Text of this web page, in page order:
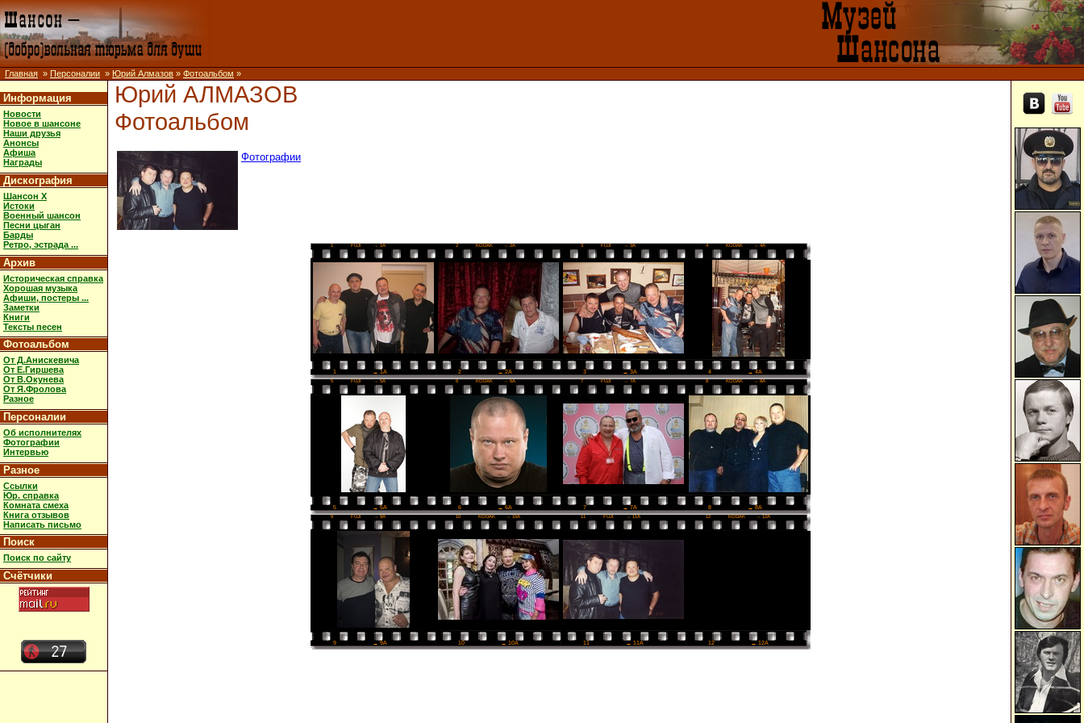
Главная » Персоналии » Юрий Алмазов » Фотоальбом »
Информация
Новости
Новое в шансоне
Наши друзья
Анонсы
Афиша
Награды
Дискография
Шансон X
Истоки
Военный шансон
Песни цыган
Барды
Ретро, эстрада ...
Архив
Историческая справка
Хорошая музыка
Афиши, постеры ...
Заметки
Книги
Тексты песен
Фотоальбом
От Д.Анискевича
От Е.Гиршева
От В.Окунева
От Я.Фролова
Разное
Персоналии
Об исполнителях
Фотографии
Интервью
Разное
Ссылки
Юр. справка
Комната смеха
Книга отзывов
Написать письмо
Поиск
Поиск по сайту
Счётчики
Юрий АЛМАЗОВ
Фотоальбом
Фотографии
1 FUJI → 1A 2 KODAK → 2A 3 FUJI → 3A 4 KODAK → 4A
1 → 1A 2 → 2A 3 → 3A 4 → 4A
5 FUJI → 5A 6 KODAK → 6A 7 FUJI → 7A 8 KODAK → 8A
5 → 5A 6 → 6A 7 → 7A 8 → 8A
9 FUJI → 9A 10 KODAK → 10A 11 FUJI → 11A 12 KODAK → 12A
9 → 9A 10 → 10A 11 → 11A 12 → 12A